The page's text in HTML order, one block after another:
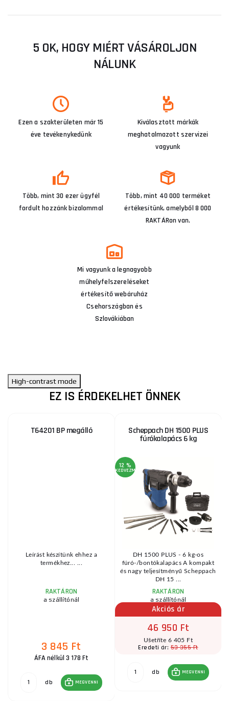
5 OK, HOGY MIÉRT VÁSÁROLJON
NÁLUNK
Ezen a szakterületen már 15
éve tevékenykedünk
Kiválasztott márkák
meghatalmazott szervizei
vagyunk
Több, mint 30 ezer ügyfél
fordult hozzánk bizalommal
Több, mint 40 000 terméket
értékesítünk, amelyből 8 000
RAKTÁRon van.
Mi vagyunk a legnagyobb
műhelyfelszereléseket
értékesítő webáruház
Csehországban és
Szlovákiában
High-contrast mode
EZ IS ÉRDEKELHET ÖNNEK
T64201 BP megálló
Leírást készítünk ehhez a
termékhez... ...
RAKTÁRON
a szállítónál
3 845 Ft
ÁFA nélkül 3 178 Ft
db MEGVENNI
Scheppach DH 1500 PLUS
fúrókalapács 6 kg
12 %
KEDVEZMÉNY
DH 1500 PLUS - 6 kg-os
fúró-/bontókalapács A kompakt
és nagy teljesítményű Scheppach
DH 15 ...
RAKTÁRON
a szállítónál
Akciós ár
46 950 Ft
Ušetříte 6 405 Ft
Eredeti ár:53 355 Ft
db MEGVENNI